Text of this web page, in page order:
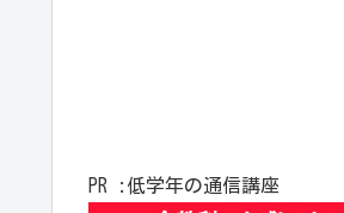
PR :低学年の通信講座